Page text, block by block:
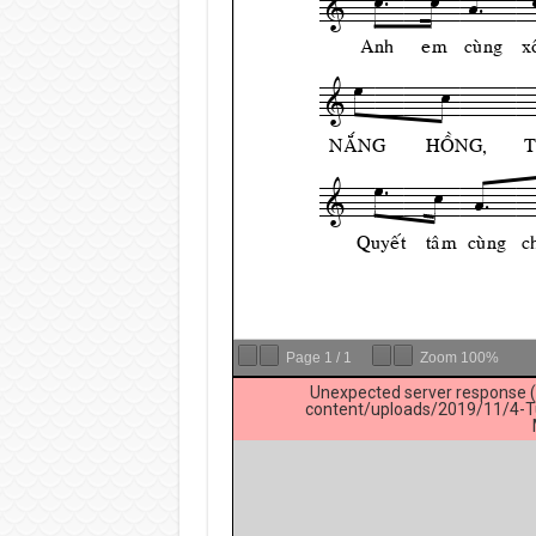
Page 1 / 1 Zoom 100%
Unexpected server
content/uploads/2019/11/4-